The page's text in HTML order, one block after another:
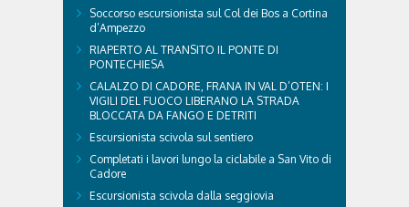
Soccorso escursionista sul Col dei Bos a Cortina
d’Ampezzo
RIAPERTO AL TRANSITO IL PONTE DI
PONTECHIESA
CALALZO DI CADORE, FRANA IN VAL D’OTEN: I
VIGILI DEL FUOCO LIBERANO LA STRADA
BLOCCATA DA FANGO E DETRITI
Escursionista scivola sul sentiero
Completati i lavori lungo la ciclabile a San Vito di
Cadore
Escursionista scivola dalla seggiovia